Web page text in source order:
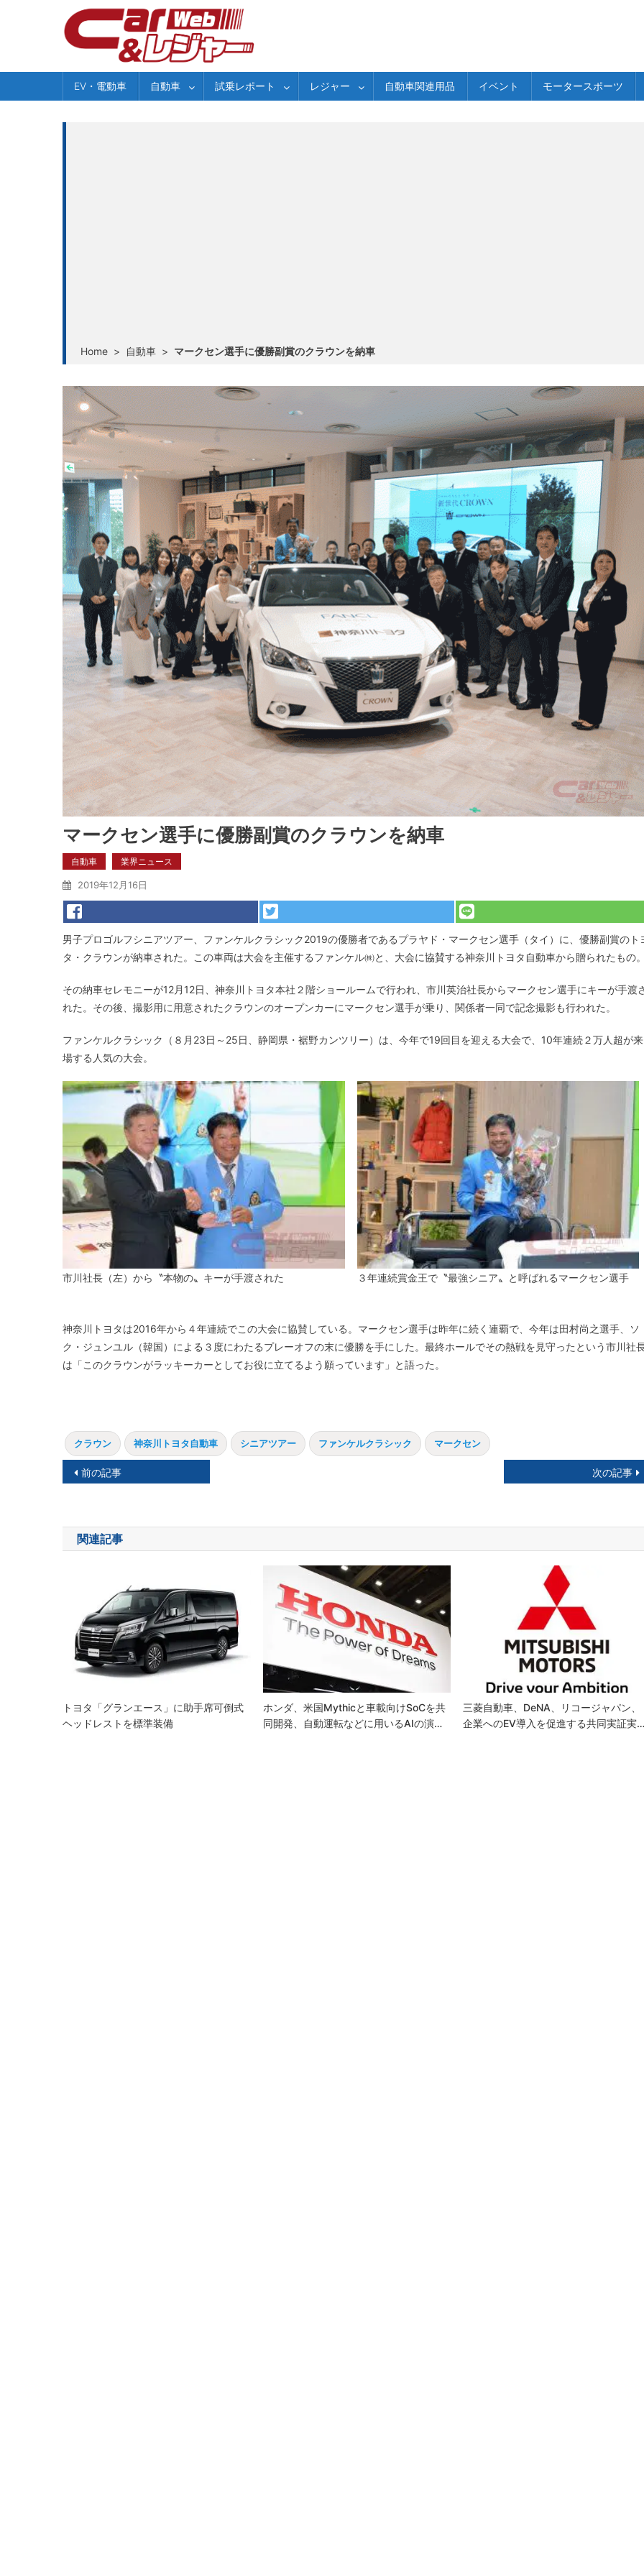
EV・電動車 自動車 試乗レポート レジャー 自動車関連用品 イベント モータースポーツ
Home > 自動車 > マークセン選手に優勝副賞のクラウンを納車
マークセン選手に優勝副賞のクラウンを納車
自動車 業界ニュース
2019年12月16日
男子プロゴルフシニアツアー、ファンケルクラシック2019の優勝者であるプラヤド・マークセン選手（タイ）に、優勝副賞のト
タ・クラウンが納車された。この車両は大会を主催するファンケル㈱と、大会に協賛する神奈川トヨタ自動車から贈られたもの
その納車セレモニーが12月12日、神奈川トヨタ本社２階ショールームで行われ、市川英治社長からマークセン選手にキーが手渡
れた。その後、撮影用に用意されたクラウンのオープンカーにマークセン選手が乗り、関係者一同で記念撮影も行われた。
ファンケルクラシック（８月23日～25日、静岡県・裾野カンツリー）は、今年で19回目を迎える大会で、10年連続２万人超が来
場する人気の大会。
市川社長（左）から〝本物の〟キーが手渡された ３年連続賞金王で〝最強シニア〟と呼ばれるマークセン選手
神奈川トヨタは2016年から４年連続でこの大会に協賛している。マークセン選手は昨年に続く連覇で、今年は田村尚之選手、ソ
ク・ジュンユル（韓国）による３度にわたるプレーオフの末に優勝を手にした。最終ホールでその熱戦を見守ったという市川社
は「このクラウンがラッキーカーとしてお役に立てるよう願っています」と語った。
クラウン 神奈川トヨタ自動車 シニアツアー ファンケルクラシック マークセン
投
ナ
ビ
シ
ョ
前の記事 次の記事
関連記事
トヨタ「グランエース」に助手席可倒式
ヘッドレストを標準装備
ホンダ、米国Mythicと車載向けSoCを共
同開発、自動運転などに用いるAIの演…
三菱自動車、DeNA、リコージャパン、
企業へのEV導入を促進する共同実証実